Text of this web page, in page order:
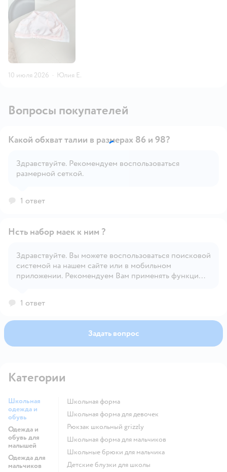
10 июля 2026 · Юлия Е.
Вопросы покупателей
Какой обхват талии в размерах 86 и 98?
Здравствуйте. Рекомендуем воспользоваться
размерной сеткой.
1 ответ
Открыть вопрос
Нсть набор маек к ним ?
Здравствуйте. Вы можете воспользоваться поисковой
системой на нашем сайте или в мобильном
приложении. Рекомендуем Вам применять функцию
1 ответ
Задать вопрос
Категории
Школьная
одежда и
обувь
Одежда и
обувь для
малышей
Одежда для
мальчиков
Школьная форма
Школьная форма для девочек
Рюкзак школьный grizzly
Школьная форма для мальчиков
Школьные брюки для мальчика
Детские блузки для школы